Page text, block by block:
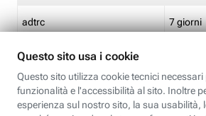
adtrc 7 giorni
CFFC<TagID>
CM 1 giorno